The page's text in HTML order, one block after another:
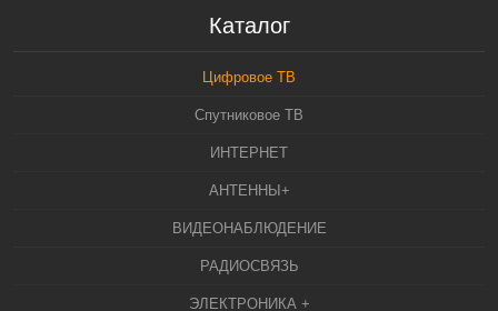
Каталог
Цифровое ТВ
Спутниковое ТВ
ИНТЕРНЕТ
АНТЕННЫ+
ВИДЕОНАБЛЮДЕНИЕ
РАДИОСВЯЗЬ
ЭЛЕКТРОНИКА +